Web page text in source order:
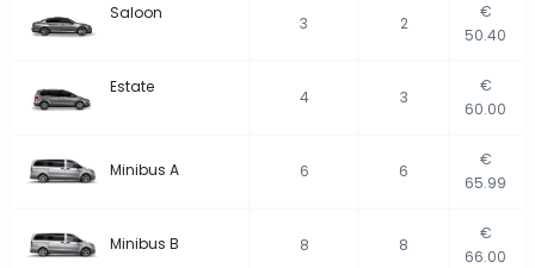
Saloon
3 2
€
50.40
Estate
4 3
€
60.00
Minibus A 6 6
€
65.99
Minibus B 8 8
€
66.00